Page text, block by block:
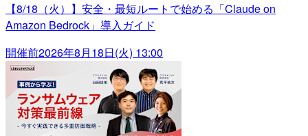
【8/18（火）】安全・最短ルートで始める「Claude on
Amazon Bedrock」導入ガイド
開催前2026年8月18日(火) 13:00